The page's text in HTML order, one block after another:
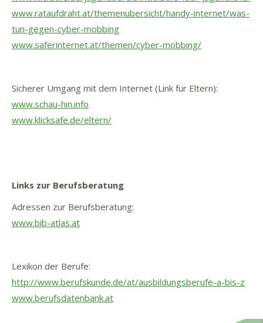
www.rataufdraht.at/themenubersicht/handy-internet/was-
tun-gegen-cyber-mobbing
www.saferinternet.at/themen/cyber-mobbing/
Sicherer Umgang mit dem Internet (Link für Eltern):
www.schau-hin.info
www.klicksafe.de/eltern/
Links zur Berufsberatung
Adressen zur Berufsberatung:
www.bib-atlas.at
Lexikon der Berufe:
http://www.berufskunde.de/at/ausbildungsberufe-a-bis-z
www.berufsdatenbank.at